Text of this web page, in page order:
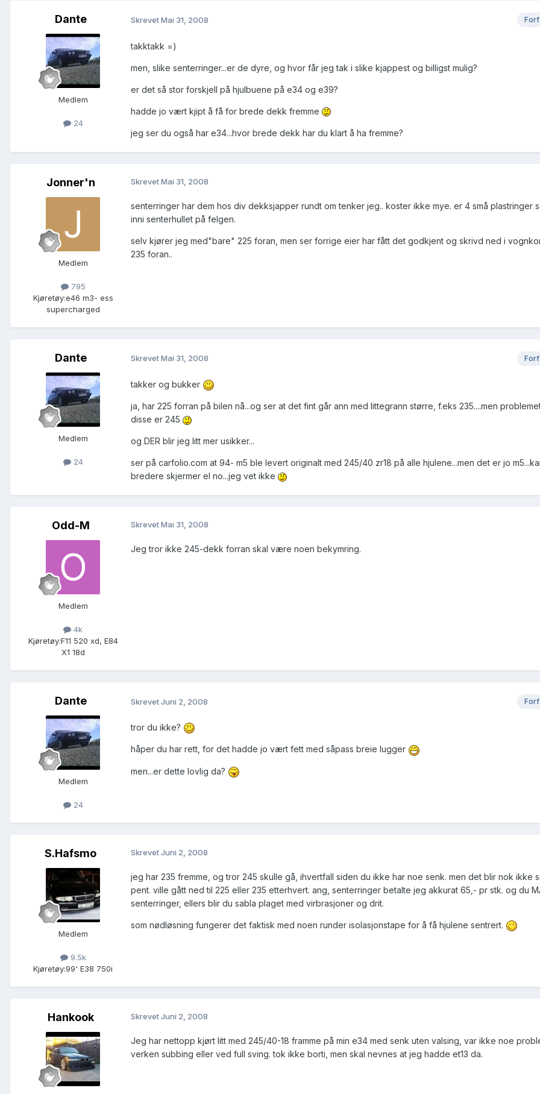
Dante
Medlem
24
SkrevetMai 31, 2008
takktakk =)
men, slike senterringer...er de dyre, og hvor får jeg tak i slike kjappest og billigst mulig?
er det så stor forskjell på hjulbuene på e34 og e39?
hadde jo vært kjipt å få for brede dekk fremme
jeg ser du også har e34...hvor brede dekk har du klart å ha fremme?
Jonner'n
Medlem
795
Kjøretøy:e46 m3- ess
supercharged
SkrevetMai 31, 2008
senterringer har dem hos div dekksjapper rundt om tenker jeg.. koster ikke mye. er 4 små plastringer
inni senterhullet på felgen.
selv kjører jeg med"bare" 225 foran, men ser forrige eier har fått det godkjent og skrivd ned i
235 foran..
Dante
Medlem
24
SkrevetMai 31, 2008
takker og bukker
ja, har 225 forran på bilen nå...og ser at det fint går ann med littegrann større, f.eks 235....men
disse er 245
og DER blir jeg litt mer usikker...
ser på carfolio.com at 94- m5 ble levert originalt med 245/40 zr18 på alle hjulene...men det er jo
bredere skjermer el no...jeg vet ikke
Odd-M
Medlem
4k
Kjøretøy:F11 520 xd, E84
X1 18d
SkrevetMai 31, 2008
Jeg tror ikke 245-dekk forran skal være noen bekymring.
Dante
Medlem
24
SkrevetJuni 2, 2008
tror du ikke?
håper du har rett, for det hadde jo vært fett med såpass breie lugger
men...er dette lovlig da?
S.Hafsmo
Medlem
9.5k
Kjøretøy:99' E38 750i
SkrevetJuni 2, 2008
jeg har 235 fremme, og tror 245 skulle gå, ihvertfall siden du ikke har noe senk. men det blir nok ikke
pent. ville gått ned til 225 eller 235 etterhvert. ang, senterringer betalte jeg akkurat 65,- pr stk. og du
senterringer, ellers blir du sabla plaget med virbrasjoner og drit.
som nødløsning fungerer det faktisk med noen runder isolasjonstape for å få hjulene sentrert.
Hankook SkrevetJuni 2, 2008
Jeg har nettopp kjørt litt med 245/40-18 framme på min e34 med senk uten valsing, var ikke noe
verken subbing eller ved full sving. tok ikke borti, men skal nevnes at jeg hadde et13 da.